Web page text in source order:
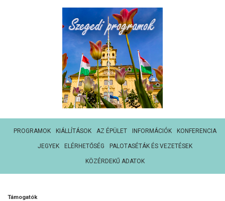
PROGRAMOK KIÁLLÍTÁSOK AZ ÉPÜLET INFORMÁCIÓK KONFERENCIA
JEGYEK ELÉRHETŐSÉG PALOTASÉTÁK ÉS VEZETÉSEK
KÖZÉRDEKŰ ADATOK
Támogatók